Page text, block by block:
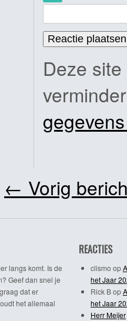
Deze
← Vorig
langs komt. Is de
Geef dan snel je
dat er
het allemaal
REACTIES
clismo op
het Jaar
Rick Bop
het Jaar
Herr Meijer